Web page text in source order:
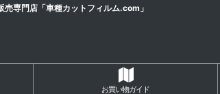
専門店「車種カットフィルム.com」
お買い物ガイド